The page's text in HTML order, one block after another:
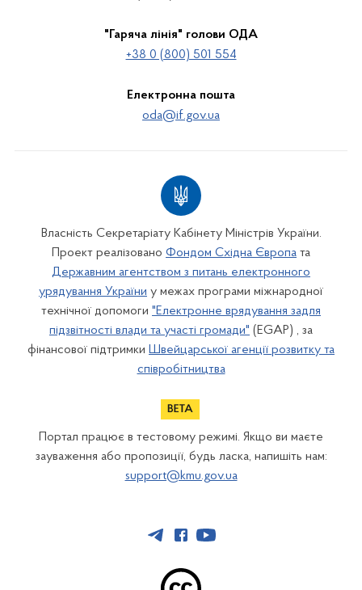
"Гаряча лінія" голови ОДА
+38 0 (800) 501 554
Електронна пошта
oda@if.gov.ua
Власність Секретаріату Кабінету Міністрів України.
Проект реалізовано Фондом Східна Європа та
Державним агентством з питань електронного
урядування України у межах програми міжнародної
технічної допомоги "Електронне врядування задля
підзвітності влади та участі громади" (EGAP) , за
фінансової підтримки Швейцарської агенції розвитку та
співробітництва
Портал працює в тестовому режимі. Якщо ви маєте
зауваження або пропозиції, будь ласка, напишіть нам:
support@kmu.gov.ua